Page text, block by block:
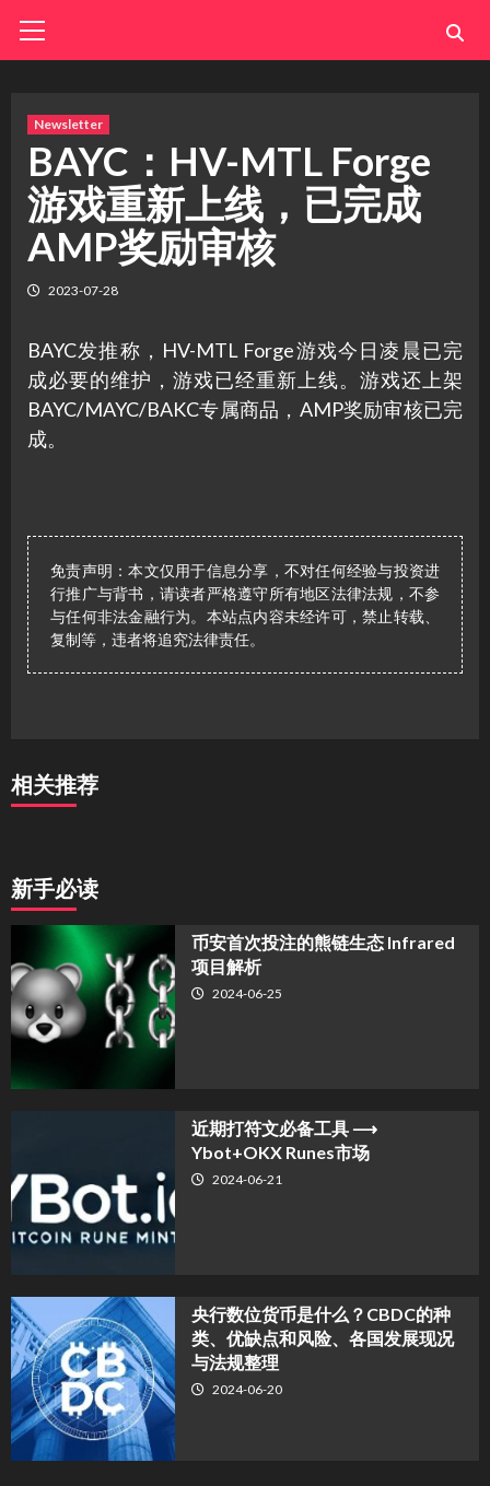
Menu
Newsletter
BAYC：HV-MTL Forge
游戏重新上线，已完成
AMP奖励审核
2023-07-28
BAYC发推称，HV-MTL Forge游戏今日凌晨已完
成必要的维护，游戏已经重新上线。游戏还上架
BAYC/MAYC/BAKC专属商品，AMP奖励审核已完
成。
免责声明：本文仅用于信息分享，不对任何经验与投资进
行推广与背书，请读者严格遵守所有地区法律法规，不参
与任何非法金融行为。本站点内容未经许可，禁止转载、
复制等，违者将追究法律责任。
相关推荐
新手必读
币安首次投注的熊链生态 Infrared
项目解析
2024-06-25
近期打符文必备工具 ⟶
Ybot+OKX Runes市场
2024-06-21
央行数位货币是什么？CBDC的种
类、优缺点和风险、各国发展现况
与法规整理
2024-06-20